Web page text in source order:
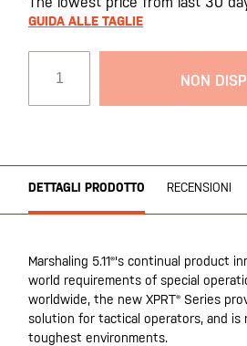
galleria
GUIDA ALLE TAGLIE
NON
DETTAGLI PRODOTTO RECENSIONI
Marshaling 5.11®'s continual product
world requirements of special
worldwide, the new XPRT® Series
solution for tactical operators, and is
toughest environments.